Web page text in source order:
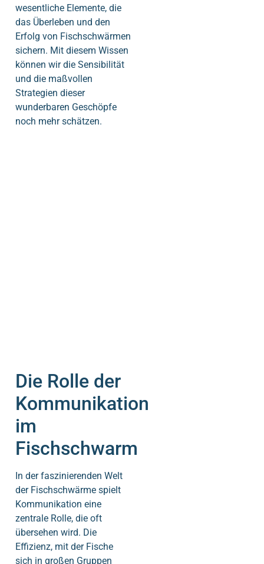
wesentliche Elemente, die
das Überleben und den
Erfolg von Fischschwärmen
sichern. Mit diesem Wissen
können wir die Sensibilität
und die maßvollen
Strategien dieser
wunderbaren Geschöpfe
noch mehr schätzen.
Die Rolle der
Kommunikation
im
Fischschwarm
In der faszinierenden Welt
der Fischschwärme spielt
Kommunikation eine
zentrale Rolle, die oft
übersehen wird. Die
Effizienz, mit der Fische
sich in großen Gruppen